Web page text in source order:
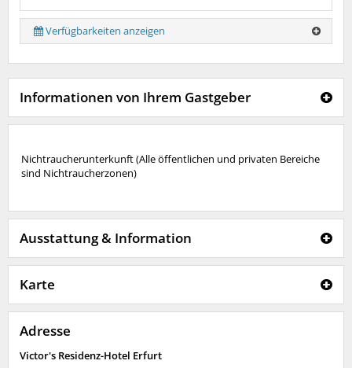
Verfügbarkeiten anzeigen
Informationen von Ihrem Gastgeber
Nichtraucherunterkunft (Alle öffentlichen und privaten Bereiche
sind Nichtraucherzonen)
Ausstattung & Information
Karte
Adresse
Victor's Residenz-Hotel Erfurt